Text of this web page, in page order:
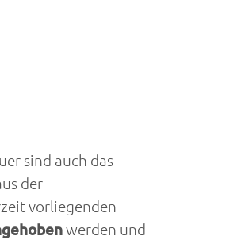
sind auch das
der
vorliegenden
werden und